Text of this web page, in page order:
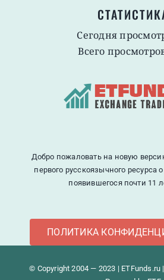
Сегодня
Всего
Добро пожаловать на новую
первого русскоязычного ресурса
появившегося почти 11
ПОЛИТИКА
© Copyright 2004 — 2023 | ETFunds.ru